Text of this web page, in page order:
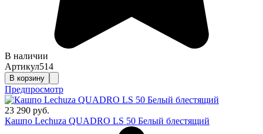
В наличии
Артикул514
В корзину
Предпросмотр
23 290 руб.
Кашпо Lechuza QUADRO LS 50 Белый блестящий